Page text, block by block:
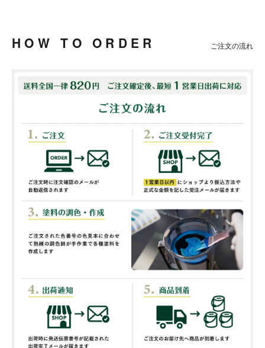
HOW TO ORDER ご注文の流れ